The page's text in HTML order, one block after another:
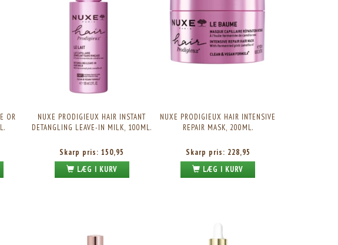
OR
NUXE PRODIGIEUX HAIR INSTANT
DETANGLING LEAVE-IN MILK, 100ML.
Skarp pris:150,95
LÆG I KURV
NUXE PRODIGIEUX HAIR INTENSIVE
REPAIR MASK, 200ML.
Skarp pris: 228,95
LÆG I KURV